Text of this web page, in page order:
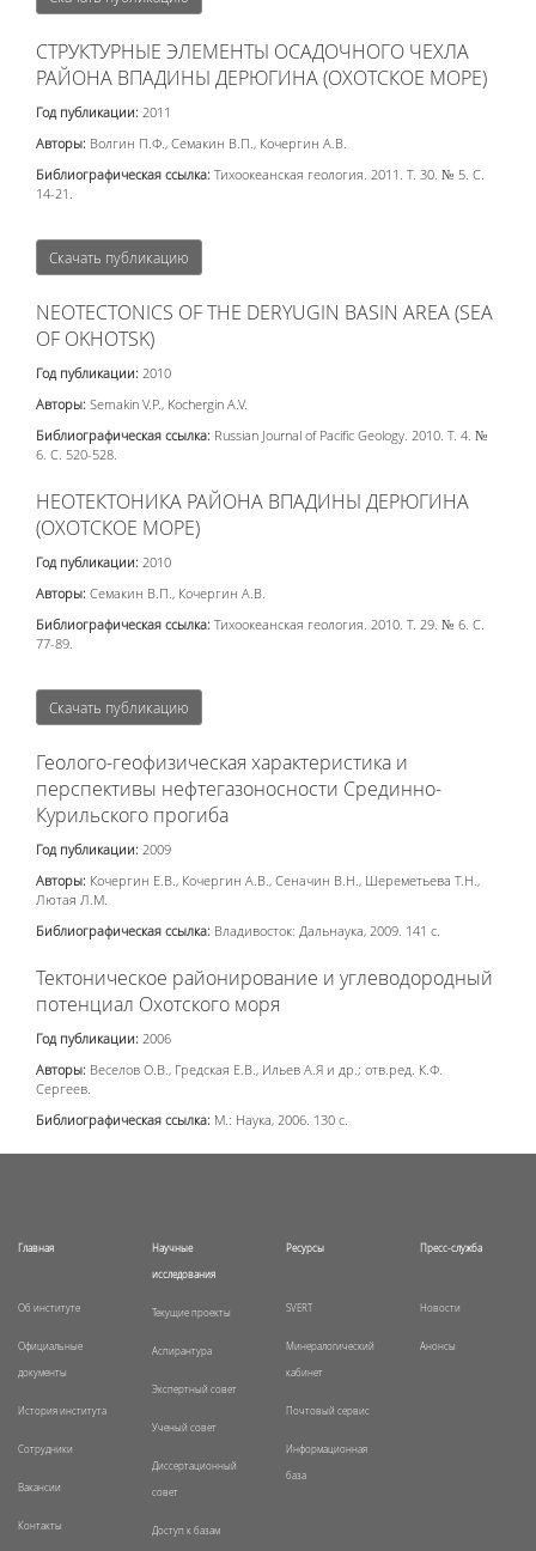
СТРУКТУРНЫЕ ЭЛЕМЕНТЫ ОСАДОЧНОГО ЧЕХЛА
РАЙОНА ВПАДИНЫ ДЕРЮГИНА (ОХОТСКОЕ МОРЕ)
Год публикации: 2011
Авторы: Волгин П.Ф., Семакин В.П., Кочергин А.В.
Библиографическая ссылка: Тихоокеанская геология. 2011. Т. 30. № 5. С.
14-21.
Скачать публикацию
NEOTECTONICS OF THE DERYUGIN BASIN AREA (SEA
OF OKHOTSK)
Год публикации: 2010
Авторы: Semakin V.P., Kochergin A.V.
Библиографическая ссылка: Russian Journal of Pacific Geology. 2010. Т. 4. №
6. С. 520-528.
НЕОТЕКТОНИКА РАЙОНА ВПАДИНЫ ДЕРЮГИНА
(ОХОТСКОЕ МОРЕ)
Год публикации: 2010
Авторы: Семакин В.П., Кочергин А.В.
Библиографическая ссылка: Тихоокеанская геология. 2010. Т. 29. № 6. С.
77-89.
Скачать публикацию
Геолого-геофизическая характеристика и
перспективы нефтегазоносности Срединно-
Курильского прогиба
Год публикации: 2009
Авторы: Кочергин Е.В., Кочергин А.В., Сеначин В.Н., Шереметьева Т.Н.,
Лютая Л.М.
Библиографическая ссылка: Владивосток: Дальнаука, 2009. 141 с.
Тектоническое районирование и углеводородный
потенциал Охотского моря
Год публикации: 2006
Авторы: Веселов О.В., Гредская Е.В., Ильев А.Я и др.; отв.ред. К.Ф.
Сергеев.
Библиографическая ссылка: М.: Наука, 2006. 130 с.
Главная
Об институте
Официальные
документы
История института
Сотрудники
Вакансии
Контакты
Научные
исследования
Текущие проекты
Аспирантура
Экспертный совет
Ученый совет
Диссертационный
совет
Доступ к базам
Ресурсы
SVERT
Минералогический
кабинет
Почтовый сервис
Информационная
база
Пресс-служба
Новости
Анонсы